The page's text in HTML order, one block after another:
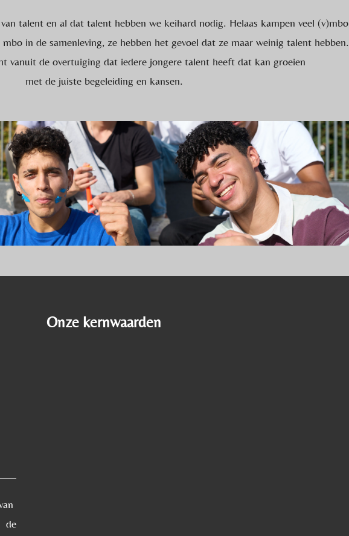
talent en al dat talent hebben we keihard nodig. Helaas kampen veel (v)mbo
in de samenleving, ze hebben het gevoel dat ze maar weinig talent hebben.
vanuit de overtuiging dat iedere jongere talent heeft dat kan groeien
met de juiste begeleiding en kansen.
Onze kernwaarden
de